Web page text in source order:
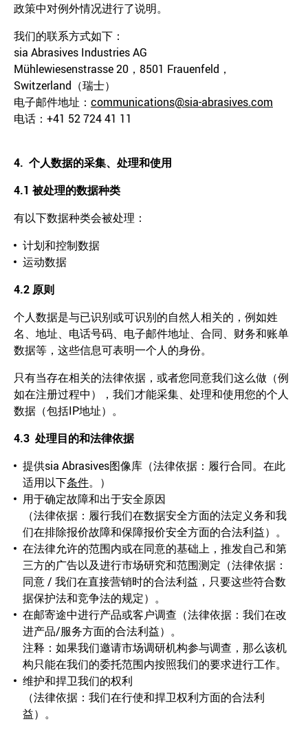
政策中对例外情况进行了说明。
我们的联系方式如下：
sia Abrasives Industries AG
Mühlewiesenstrasse 20，8501 Frauenfeld，
Switzerland（瑞士）
电子邮件地址： communications@sia-abrasives.com
电话：+41 52 724 41 11
4. 个人数据的采集、处理和使用
4.1 被处理的数据种类
有以下数据种类会被处理：
计划和控制数据
运动数据
4.2 原则
个人数据是与已识别或可识别的自然人相关的，例如姓
名、地址、电话号码、电子邮件地址、合同、财务和账单
数据等，这些信息可表明一个人的身份。
只有当存在相关的法律依据，或者您同意我们这么做（例
如在注册过程中），我们才能采集、处理和使用您的个人
数据（包括IP地址）。
4.3 处理目的和法律依据
提供sia Abrasives图像库（法律依据：履行合同。在此
适用以下条件。）
用于确定故障和出于安全原因
（法律依据：履行我们在数据安全方面的法定义务和我
们在排除报价故障和保障报价安全方面的合法利益）。
在法律允许的范围内或在同意的基础上，推发自己和第
三方的广告以及进行市场研究和范围测定（法律依据：
同意 / 我们在直接营销时的合法利益，只要这些符合数
据保护法和竞争法的规定）。
在邮寄途中进行产品或客户调查（法律依据：我们在改
进产品/服务方面的合法利益）。
注释：如果我们邀请市场调研机构参与调查，那么该机
构只能在我们的委托范围内按照我们的要求进行工作。
维护和捍卫我们的权利
（法律依据：我们在行使和捍卫权利方面的合法利
益）。